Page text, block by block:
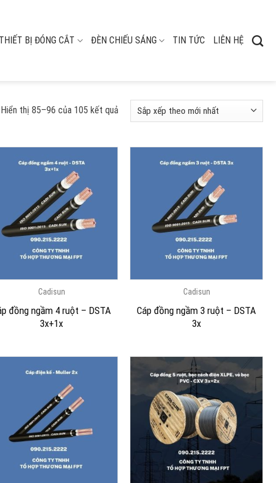
THIẾT BỊ ĐÓNG CẮT ĐÈN CHIẾU SÁNG TIN TỨC LIÊN HỆ
Hiển thị 85–96 của 105 kết quả
Cadisun
đồng ngầm 4 ruột – DSTA
3x+1x
Cadisun
Cáp đồng ngầm 3 ruột – DSTA
3x